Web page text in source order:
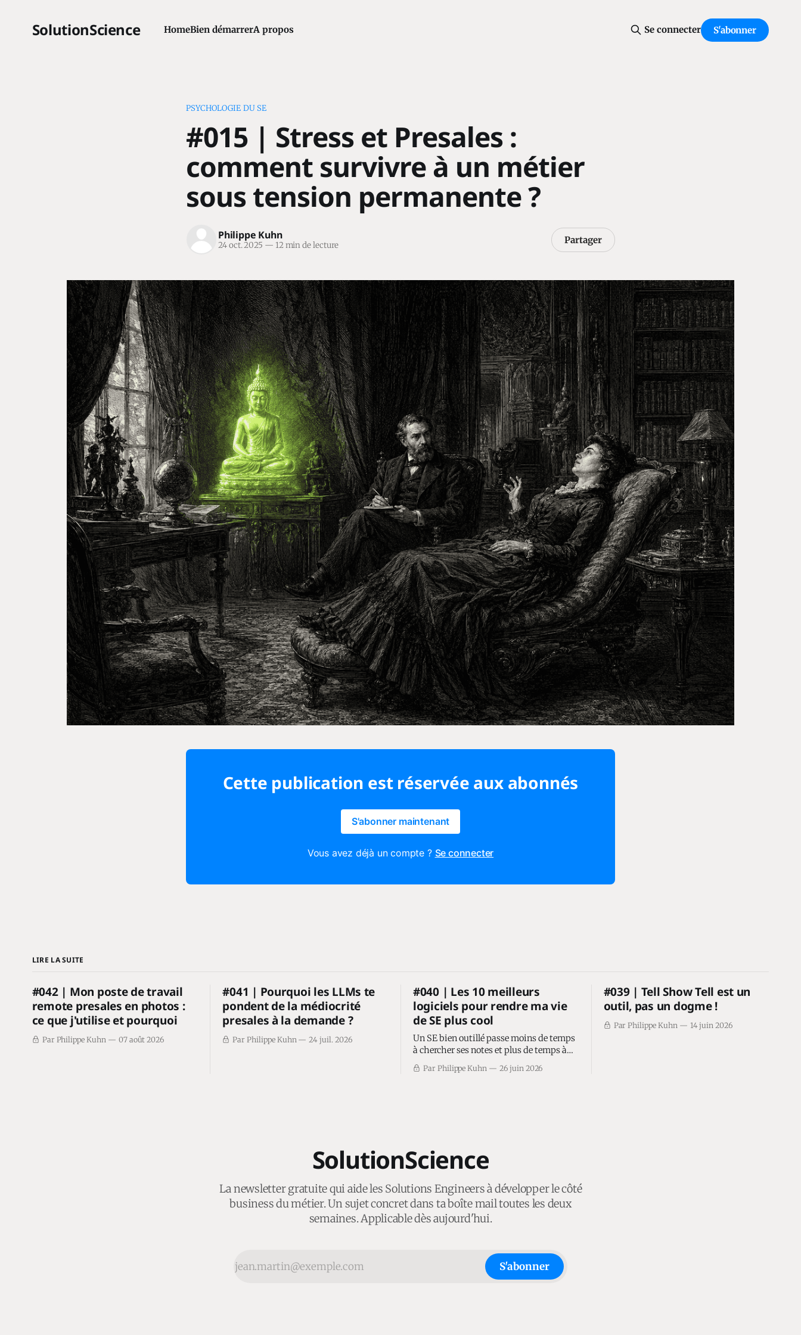
SolutionScience HomeBien démarrerA propos Se connecter S'abonner
PSYCHOLOGIE DU SE
#015 | Stress et Presales :
comment survivre à un métier
sous tension permanente ?
Philippe Kuhn
24 oct. 2025 — 12 min de lecture Partager
Cette publication est réservée aux abonnés
S'abonner maintenant
Vous avez déjà un compte ? Se connecter
LIRE LA SUITE
#042 | Mon poste de travail
remote presales en photos :
ce que j'utilise et pourquoi
Par Philippe Kuhn 07 août 2026
#041 | Pourquoi les LLMs te
pondent de la médiocrité
presales à la demande ?
Par Philippe Kuhn 24 juil. 2026
#040 | Les 10 meilleurs
logiciels pour rendre ma vie
de SE plus cool
Un SE bien outillé passe moins de temps
à chercher ses notes et plus de temps à
driver ses deals.
Par Philippe Kuhn 26 juin 2026
#039 | Tell Show Tell est un
outil, pas un dogme !
Par Philippe Kuhn 14 juin 2026
SolutionScience
La newsletter gratuite qui aide les Solutions Engineers à développer le côté
business du métier. Un sujet concret dans ta boîte mail toutes les deux
semaines. Applicable dès aujourd'hui.
S'abonner